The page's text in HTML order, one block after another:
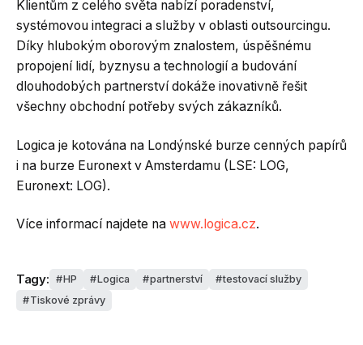
Klientům z celého světa nabízí poradenství,
systémovou integraci a služby v oblasti outsourcingu.
Díky hlubokým oborovým znalostem, úspěšnému
propojení lidí, byznysu a technologií a budování
dlouhodobých partnerství dokáže inovativně řešit
všechny obchodní potřeby svých zákazníků.
Logica je kotována na Londýnské burze cenných papírů
i na burze Euronext v Amsterdamu (LSE: LOG,
Euronext: LOG).
Více informací najdete na www.logica.cz.
Tagy: HP Logica partnerství
testovací služby
Tiskové zprávy